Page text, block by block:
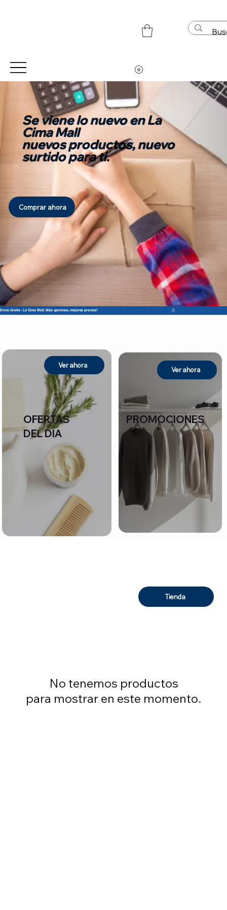
Comprar ahora
Se viene lo nuevo en La
Cima Mall
nuevos productos, nuevo
surtido para ti.
Envio Gratis - La Cima Mall, Más opciones, mejores precios!
Ver ahora
OFERTAS
DEL DIA
Ver ahora
PROMOCIONES
Tienda
No tenemos productos
para mostrar en este momento.